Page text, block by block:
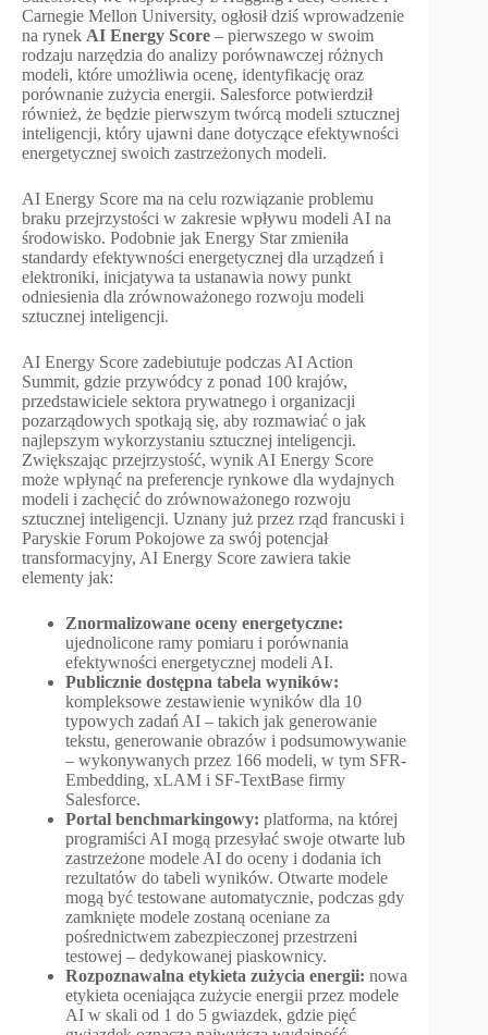
Carnegie Mellon University, ogłosił dziś wprowadzenie
na rynek AI Energy Score – pierwszego w swoim
rodzaju narzędzia do analizy porównawczej różnych
modeli, które umożliwia ocenę, identyfikację oraz
porównanie zużycia energii. Salesforce potwierdził
również, że będzie pierwszym twórcą modeli sztucznej
inteligencji, który ujawni dane dotyczące efektywności
energetycznej swoich zastrzeżonych modeli.
AI Energy Score ma na celu rozwiązanie problemu
braku przejrzystości w zakresie wpływu modeli AI na
środowisko. Podobnie jak Energy Star zmieniła
standardy efektywności energetycznej dla urządzeń i
elektroniki, inicjatywa ta ustanawia nowy punkt
odniesienia dla zrównoważonego rozwoju modeli
sztucznej inteligencji.
AI Energy Score zadebiutuje podczas AI Action
Summit, gdzie przywódcy z ponad 100 krajów,
przedstawiciele sektora prywatnego i organizacji
pozarządowych spotkają się, aby rozmawiać o jak
najlepszym wykorzystaniu sztucznej inteligencji.
Zwiększając przejrzystość, wynik AI Energy Score
może wpłynąć na preferencje rynkowe dla wydajnych
modeli i zachęcić do zrównoważonego rozwoju
sztucznej inteligencji. Uznany już przez rząd francuski i
Paryskie Forum Pokojowe za swój potencjał
transformacyjny, AI Energy Score zawiera takie
elementy jak:
Znormalizowane oceny energetyczne:
ujednolicone ramy pomiaru i porównania
efektywności energetycznej modeli AI.
Publicznie dostępna tabela wyników:
kompleksowe zestawienie wyników dla 10
typowych zadań AI – takich jak generowanie
tekstu, generowanie obrazów i podsumowywanie
– wykonywanych przez 166 modeli, w tym SFR-
Embedding, xLAM i SF-TextBase firmy
Salesforce.
Portal benchmarkingowy: platforma, na której
programiści AI mogą przesyłać swoje otwarte lub
zastrzeżone modele AI do oceny i dodania ich
rezultatów do tabeli wyników. Otwarte modele
mogą być testowane automatycznie, podczas gdy
zamknięte modele zostaną oceniane za
pośrednictwem zabezpieczonej przestrzeni
testowej – dedykowanej piaskownicy.
Rozpoznawalna etykieta zużycia energii: nowa
etykieta oceniająca zużycie energii przez modele
AI w skali od 1 do 5 gwiazdek, gdzie pięć